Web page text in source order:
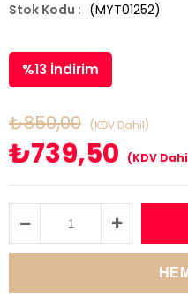
(MYT01252)
%13 İndirim
₺850,00 (KDV Dahil)
₺739,50 (KDV